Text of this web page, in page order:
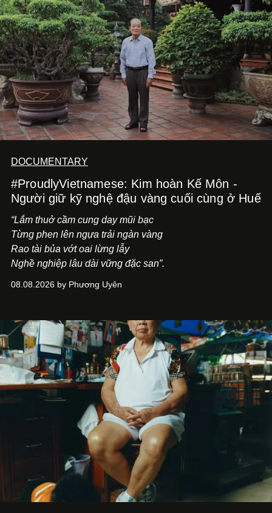
không phải những đích đến quá lớn, mà là khả năng luôn
tiến về phía trước.
DOCUMENTARY
#ProudlyVietnamese: Kim hoàn Kế Môn -
Người giữ kỹ nghệ đậu vàng cuối cùng ở Huế
“Lắm thuở cầm cung day mũi bạc
Từng phen lên ngựa trải ngàn vàng
Rao tài bủa vớt oai lừng lẫy
Nghề nghiệp lâu dài vững đặc san”.
08.08.2026 by Phương Uyên